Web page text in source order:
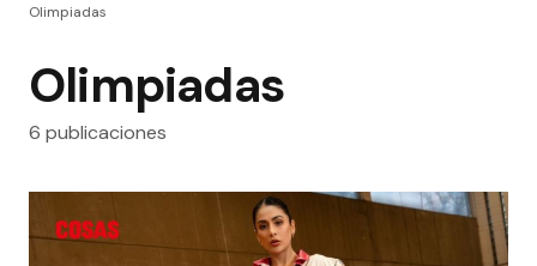
Olimpiadas
Olimpiadas
6 publicaciones